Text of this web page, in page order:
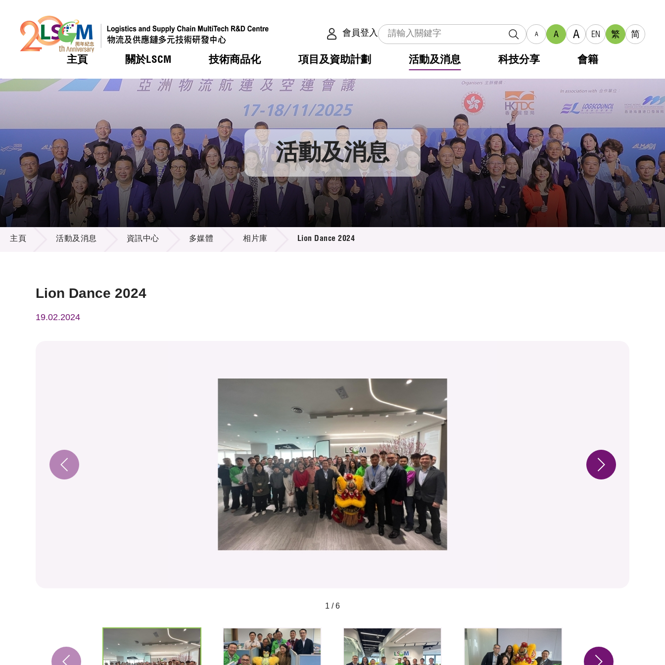
會員登入 A A A EN 繁 简
主頁 關於LSCM
熱門 機構簡介
組織架構
組織架構
董事局
研究顧問
招標通告
技術商品化
熱門 服務
可獲授權之技術
應用於公共服務之創新技術
重點項目
項目及資助計劃
熱門 合作計劃
資助計劃
資助計劃
稅務優惠
申請
評審
徵求研發項目計劃書
項目資料庫
活動及消息
熱門 活動
獎項
新聞中心
媒體報導
新聞稿
資訊中心
多媒體
出版刊物
科技分享 會籍
熱門 會籍及服務
會員列表
會員登入 活動及消息
活動及消息
主頁 活動及消息 資訊中心 多媒體 相片庫 Lion Dance 2024
Lion Dance 2024
19.02.2024
1 / 6